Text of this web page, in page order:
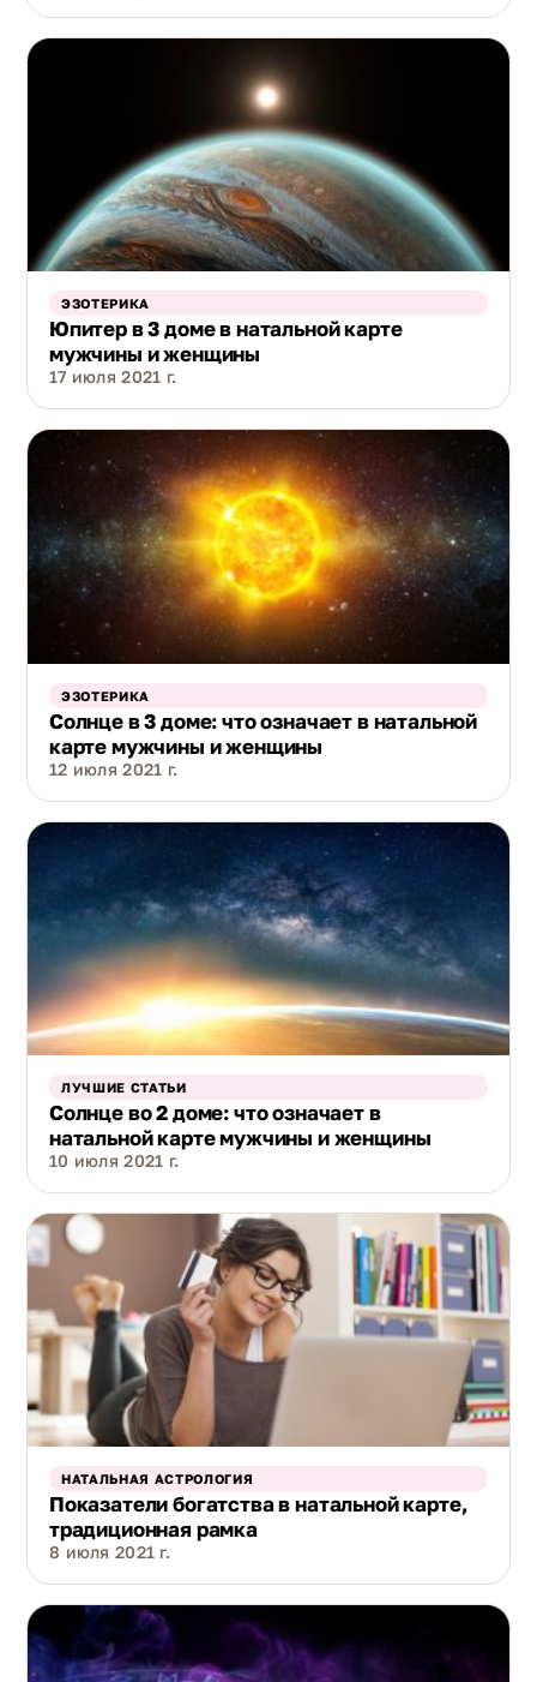
ЭЗОТЕРИКА
Юпитер в 3 доме в натальной карте
мужчины и женщины
17 июля 2021 г.
ЭЗОТЕРИКА
Солнце в 3 доме: что означает в натальной
карте мужчины и женщины
12 июля 2021 г.
ЛУЧШИЕ СТАТЬИ
Солнце во 2 доме: что означает в
натальной карте мужчины и женщины
10 июля 2021 г.
НАТАЛЬНАЯ АСТРОЛОГИЯ
Показатели богатства в натальной карте,
традиционная рамка
8 июля 2021 г.